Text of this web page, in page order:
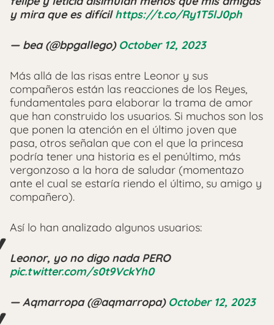
y mira que es difícilhttps://t.co/Ry1T5lJ0ph
— bea (@bpgallego) October 12, 2023
Más allá de las risas entre Leonor y sus
compañeros están las reacciones de los Reyes,
fundamentales para elaborar la trama de amor
que han construido los usuarios. Si muchos son los
que ponen la atención en el último joven que
pasa, otros señalan que con el que la princesa
podría tener una historia es el penúltimo, más
vergonzoso a la hora de saludar (momentazo
ante el cual se estaría riendo el último, su amigo y
compañero).
Así lo han analizado algunos usuarios:
Leonor, yo no digo nada PERO
pic.twitter.com/s0t9VckYh0
— Aqmarropa (@aqmarropa) October 12, 2023